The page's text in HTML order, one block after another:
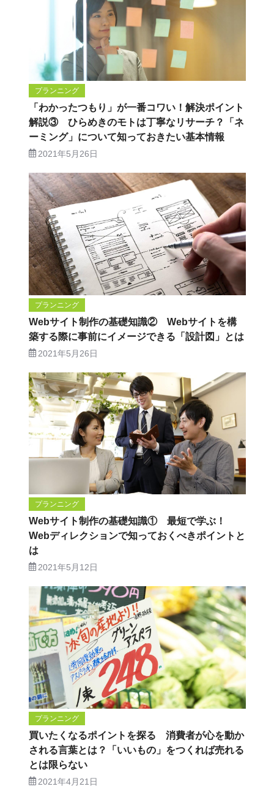
プランニング
「わかったつもり」が一番コワい！解決ポイント
解説③ ひらめきのモトは丁寧なリサーチ？「ネ
ーミング」について知っておきたい基本情報
2021年5月26日
プランニング
Webサイト制作の基礎知識② Webサイトを構
築する際に事前にイメージできる「設計図」とは
2021年5月26日
プランニング
Webサイト制作の基礎知識① 最短で学ぶ！
Webディレクションで知っておくべきポイントと
は
2021年5月12日
プランニング
買いたくなるポイントを探る 消費者が心を動か
される言葉とは？「いいもの」をつくれば売れる
とは限らない
2021年4月21日